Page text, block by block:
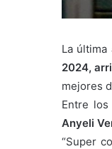
La
2024,
mejores
Entre
Anyeli
“Super